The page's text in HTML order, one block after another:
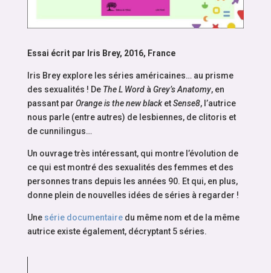
Essai écrit par Iris Brey, 2016, France
Iris Brey explore les séries américaines… au prisme
des sexualités ! De The L Wordà Grey’s Anatomy, en
passant par Orange is the new blacketSense8, l’autrice
nous parle (entre autres) de lesbiennes, de clitoris et
de cunnilingus…
Un ouvrage très intéressant, qui montre l’évolution de
ce qui est montré des sexualités des femmes et des
personnes trans depuis les années 90. Et qui, en plus,
donne plein de nouvelles idées de séries à regarder !
Une série documentairedu même nom et de la même
autrice existe également, décryptant 5 séries.